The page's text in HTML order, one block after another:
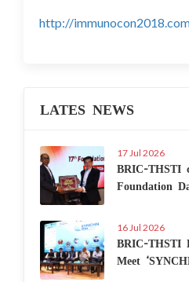
http://
LATES NEWS
17 Jul 2026
BRIC-THSTI
Foundation
16 Jul 2026
BRIC-THSTI
Meet